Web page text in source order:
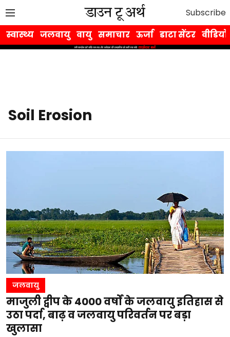
Subscribe
स्वास्थ्य जलवायु वायु समाचार ऊर्जा डाटा सेंटर वीडियो
Soil Erosion
जलवायु
माजुली द्वीप के 4000 वर्षों के जलवायु इतिहास से
उठा पर्दा, बाढ़ व जलवायु परिवर्तन पर बड़ा
खुलासा